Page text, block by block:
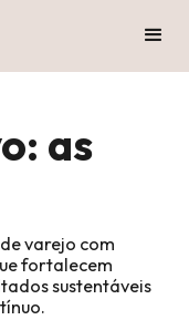
as
varejo com
fortalecem
sustentáveis